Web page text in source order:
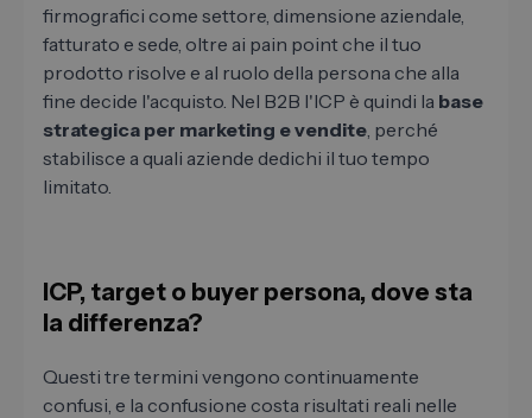
firmografici come settore, dimensione aziendale,
fatturato e sede, oltre ai pain point che il tuo
prodotto risolve e al ruolo della persona che alla
fine decide l'acquisto. Nel B2B l'ICP è quindi la base
strategica per marketing e vendite , perché
stabilisce a quali aziende dedichi il tuo tempo
limitato.
ICP, target o buyer persona, dove sta
la differenza?
Questi tre termini vengono continuamente
confusi, e la confusione costa risultati reali nelle